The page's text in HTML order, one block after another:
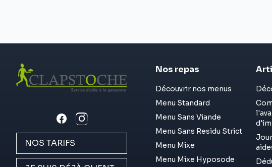
NOS TARIFS
Nos repas
Découvrir nos menus
Menu Standard
Menu Sans Viande
Menu Sans Residu Strict
Menu Mixe
Menu Mixe Hyposode